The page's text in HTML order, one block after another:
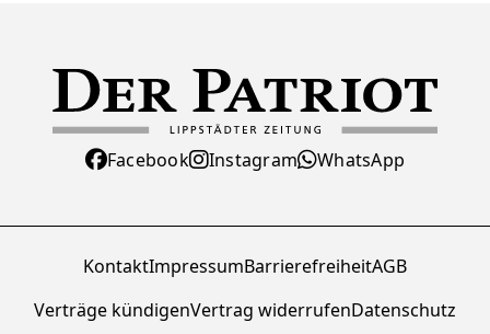
Facebook Instagram WhatsApp
KontaktImpressumBarrierefreiheitAGB
Verträge kündigenVertrag widerrufenDatenschutz